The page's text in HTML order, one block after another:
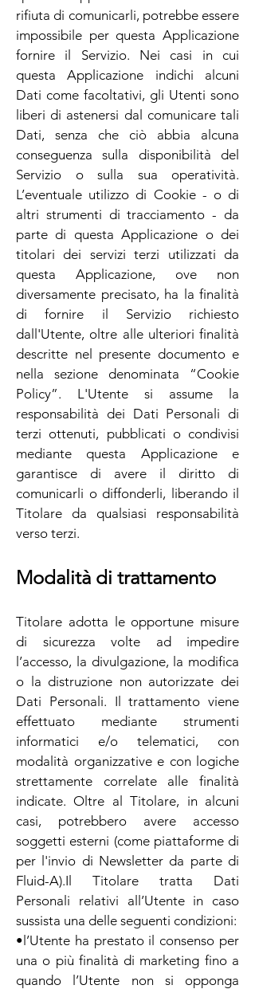
rifiuta di comunicarli, potrebbe essere
impossibile per questa Applicazione
fornire il Servizio. Nei casi in cui
questa Applicazione indichi alcuni
Dati come facoltativi, gli Utenti sono
liberi di astenersi dal comunicare tali
Dati, senza che ciò abbia alcuna
conseguenza sulla disponibilità del
Servizio o sulla sua operatività.
L’eventuale utilizzo di Cookie - o di
altri strumenti di tracciamento - da
parte di questa Applicazione o dei
titolari dei servizi terzi utilizzati da
questa Applicazione, ove non
diversamente precisato, ha la finalità
di fornire il Servizio richiesto
dall'Utente, oltre alle ulteriori finalità
descritte nel presente documento e
nella sezione denominata “Cookie
Policy”. L'Utente si assume la
responsabilità dei Dati Personali di
terzi ottenuti, pubblicati o condivisi
mediante questa Applicazione e
garantisce di avere il diritto di
comunicarli o diffonderli, liberando il
Titolare da qualsiasi responsabilità
verso terzi.
Modalità di trattamento
Titolare adotta le opportune misure
di sicurezza volte ad impedire
l’accesso, la divulgazione, la modifica
o la distruzione non autorizzate dei
Dati Personali. Il trattamento viene
effettuato mediante strumenti
informatici e/o telematici, con
modalità organizzative e con logiche
strettamente correlate alle finalità
indicate. Oltre al Titolare, in alcuni
casi, potrebbero avere accesso
soggetti esterni (come piattaforme di
per l'invio di Newsletter da parte di
Fluid-A).Il Titolare tratta Dati
Personali relativi all’Utente in caso
sussista una delle seguenti condizioni:
•l’Utente ha prestato il consenso per
una o più finalità di marketing fino a
quando l’Utente non si opponga